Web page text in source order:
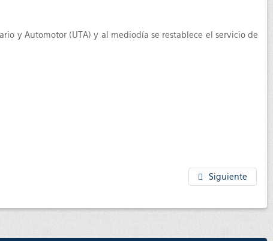
y Automotor (UTA) y al mediodía se restablece el servicio de
Siguiente